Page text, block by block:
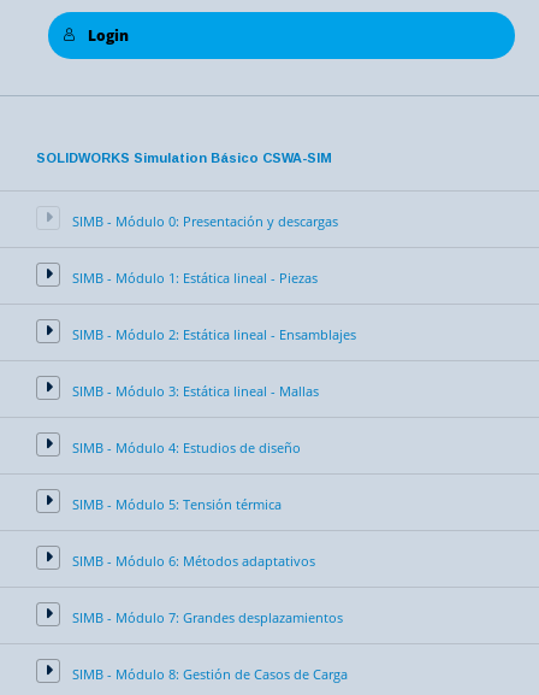
Login
SOLIDWORKS Simulation Básico CSWA-SIM
SIMB - Módulo 0: Presentación y descargas
SIMB - Módulo 1: Estática lineal - Piezas
SIMB - Módulo 2: Estática lineal - Ensamblajes
SIMB - Módulo 3: Estática lineal - Mallas
SIMB - Módulo 4: Estudios de diseño
SIMB - Módulo 5: Tensión térmica
SIMB - Módulo 6: Métodos adaptativos
SIMB - Módulo 7: Grandes desplazamientos
SIMB - Módulo 8: Gestión de Casos de Carga